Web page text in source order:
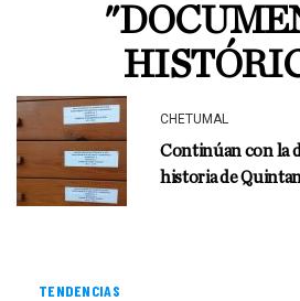
CHETUMAL
Continúan con la
historia de
TENDENCIAS